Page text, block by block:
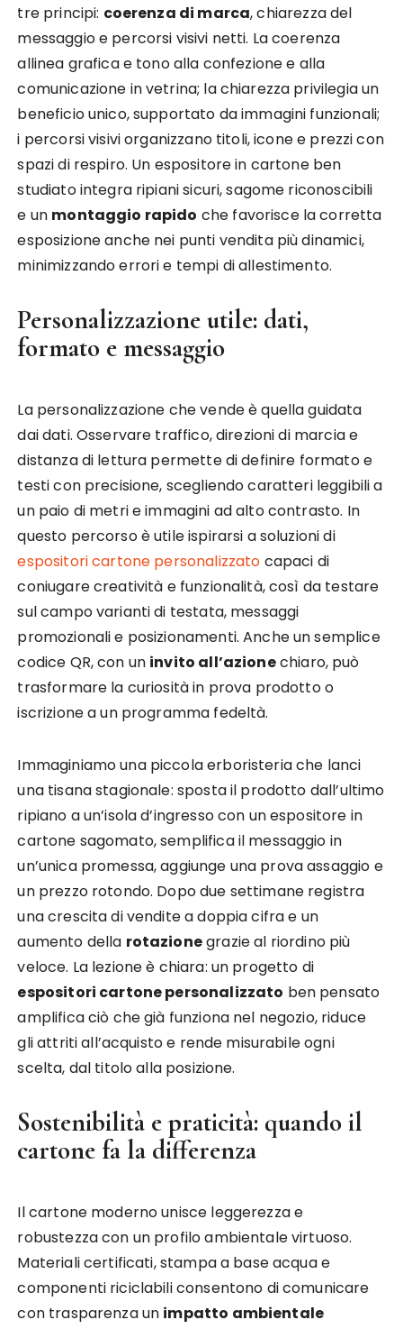
tre principi: coerenza di marca, chiarezza del
messaggio e percorsi visivi netti. La coerenza
allinea grafica e tono alla confezione e alla
comunicazione in vetrina; la chiarezza privilegia un
beneficio unico, supportato da immagini funzionali;
i percorsi visivi organizzano titoli, icone e prezzi con
spazi di respiro. Un espositore in cartone ben
studiato integra ripiani sicuri, sagome riconoscibili
e un montaggio rapido che favorisce la corretta
esposizione anche nei punti vendita più dinamici,
minimizzando errori e tempi di allestimento.
Personalizzazione utile: dati,
formato e messaggio
La personalizzazione che vende è quella guidata
dai dati. Osservare traffico, direzioni di marcia e
distanza di lettura permette di definire formato e
testi con precisione, scegliendo caratteri leggibili a
un paio di metri e immagini ad alto contrasto. In
questo percorso è utile ispirarsi a soluzioni di
espositori cartone personalizzato capaci di
coniugare creatività e funzionalità, così da testare
sul campo varianti di testata, messaggi
promozionali e posizionamenti. Anche un semplice
codice QR, con un invito all’azionechiaro, può
trasformare la curiosità in prova prodotto o
iscrizione a un programma fedeltà.
Immaginiamo una piccola erboristeria che lanci
una tisana stagionale: sposta il prodotto dall’ultimo
ripiano a un’isola d’ingresso con un espositore in
cartone sagomato, semplifica il messaggio in
un’unica promessa, aggiunge una prova assaggio e
un prezzo rotondo. Dopo due settimane registra
una crescita di vendite a doppia cifra e un
aumento della rotazionegrazie al riordino più
veloce. La lezione è chiara: un progetto di
espositori cartone personalizzato ben pensato
amplifica ciò che già funziona nel negozio, riduce
gli attriti all’acquisto e rende misurabile ogni
scelta, dal titolo alla posizione.
Sostenibilità e praticità: quando il
cartone fa la differenza
Il cartone moderno unisce leggerezza e
robustezza con un profilo ambientale virtuoso.
Materiali certificati, stampa a base acqua e
componenti riciclabili consentono di comunicare
con trasparenza un impatto ambientale